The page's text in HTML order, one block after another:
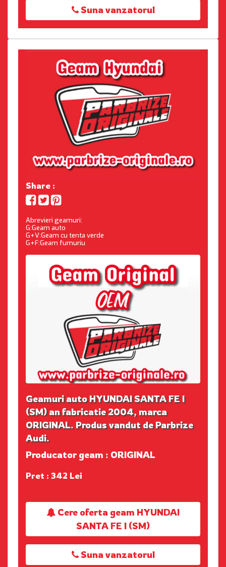
Suna vanzatorul
Share :
Abrevieri geamuri:
G:Geam auto
G+V:Geam cu tenta verde
G+F:Geam fumuriu
Geamuri auto HYUNDAI SANTA FE I
(SM) an fabricatie 2004, marca
ORIGINAL. Produs vandut de Parbrize
Audi.
Producator geam : ORIGINAL
Pret : 342 Lei
Cere oferta geam HYUNDAI
SANTA FE I (SM)
Suna vanzatorul